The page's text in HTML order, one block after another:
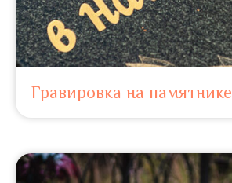
Гравировка на памятнике